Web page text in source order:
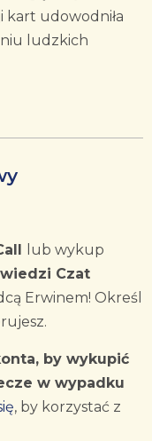
udowodniła
ludzkich
lub wykup
Czat
Erwinem! Określ
by wykupić
w wypadku
, by korzystać z